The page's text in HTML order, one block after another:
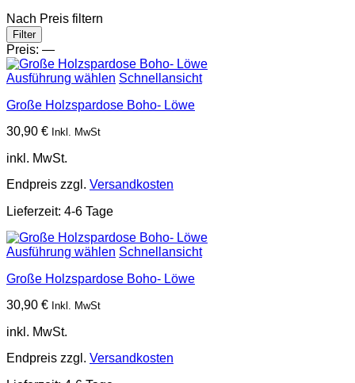
Nach Preis filtern
Min.
Preis
Max.
Preis
Filter
Preis: —
Ausführung wählen Schnellansicht
Große Holzspardose Boho- Löwe
30,90 € Inkl. MwSt
inkl. MwSt.
Endpreis zzgl. Versandkosten
Lieferzeit: 4-6 Tage
Ausführung wählen Schnellansicht
Große Holzspardose Boho- Löwe
30,90 € Inkl. MwSt
inkl. MwSt.
Endpreis zzgl. Versandkosten